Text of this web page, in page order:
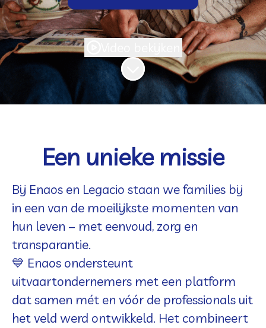
Naar content scrollen
Een unieke missie
Bij Enaos en Legacio staan we families bij
in een van de moeilijkste momenten van
hun leven – met eenvoud, zorg en
transparantie.
💙 Enaos ondersteunt
uitvaartondernemers met een platform
dat samen mét en vóór de professionals uit
het veld werd ontwikkeld. Het combineert